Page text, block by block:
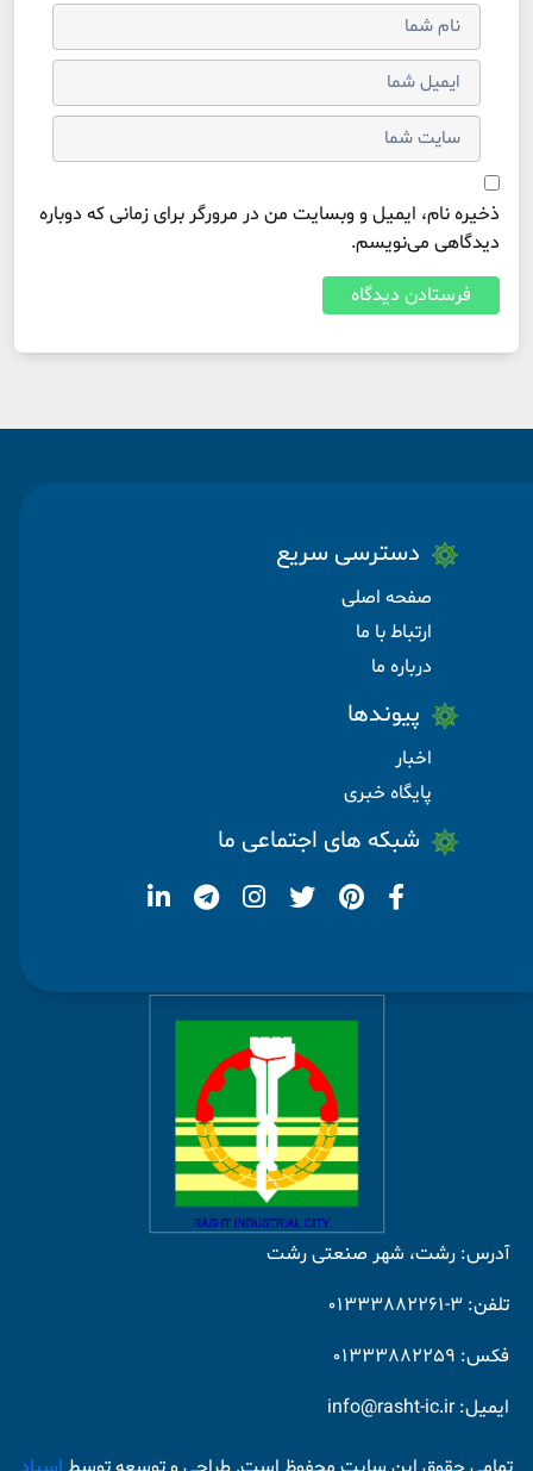
ذخیره نام، ایمیل و وبسایت من در مرورگر برای زمانی که دوباره
دیدگاهی می‌نویسم.
دسترسی سریع
صفحه اصلی
ارتباط با ما
درباره ما
پیوندها
اخبار
پایگاه خبری
شبکه های اجتماعی ما
آدرس: رشت، شهر صنعتی رشت
تلفن: 3-01333882261
فکس: 01333882259
ایمیل: info@rasht-ic.ir